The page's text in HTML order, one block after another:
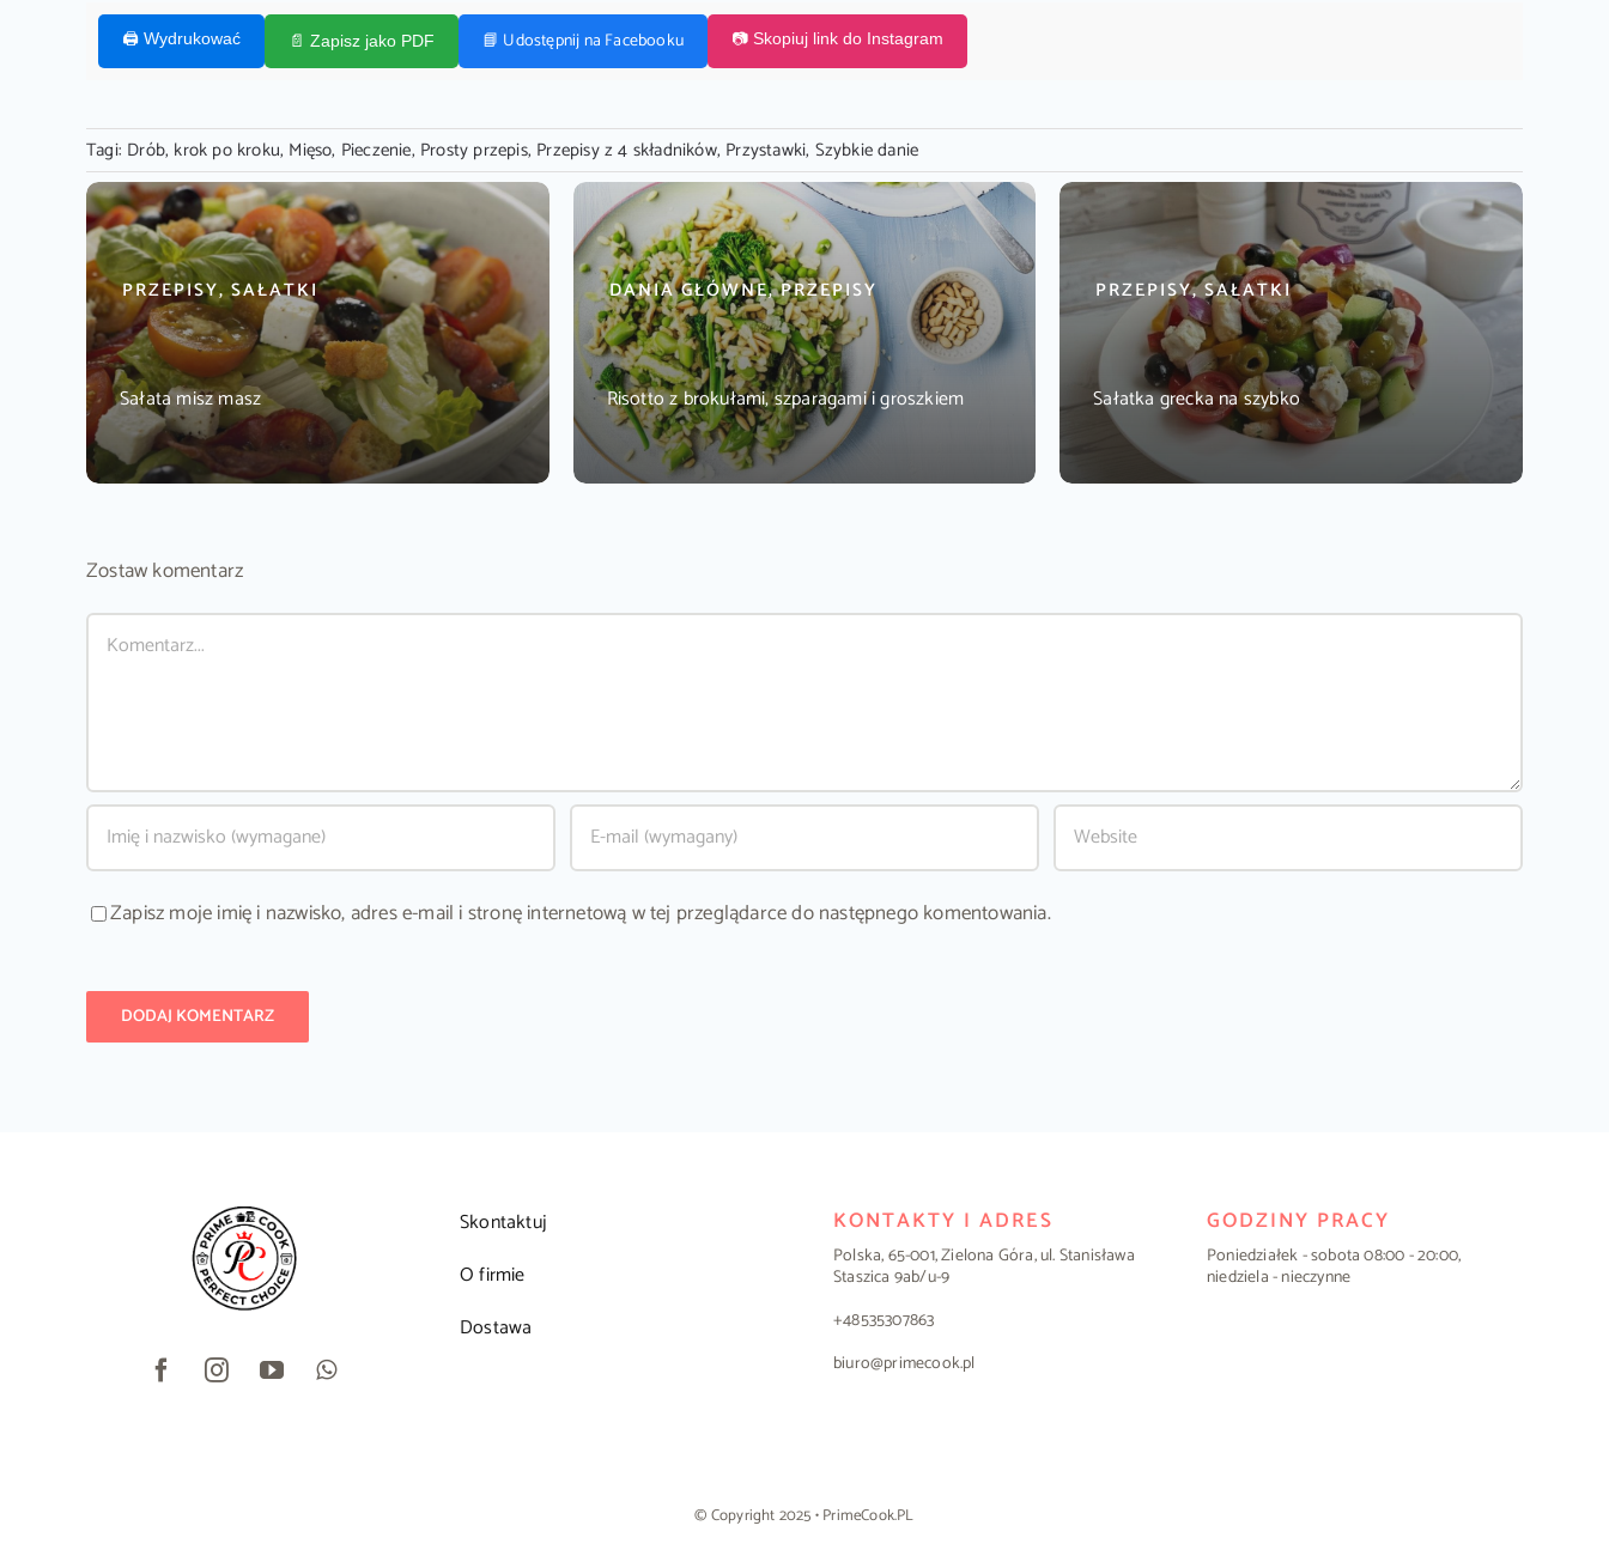
🖨️ Wydrukować 📄 Zapisz jako PDF 📘 Udostępnij na Facebooku 📷 Skopiuj link do Instagram
Tagi: Drób, krok po kroku, Mięso, Pieczenie, Prosty przepis, Przepisy z 4 składników, Przystawki, Szybkie danie
PRZEPISY, SAŁATKI
Sałata misz masz
DANIA GŁÓWNE, PRZEPISY
Risotto z brokułami, szparagami i groszkiem
PRZEPISY, SAŁATKI
Sałatka grecka na szybko
Zostaw komentarz
Comment
Zapisz moje imię i nazwisko, adres e-mail i stronę internetową w tej przeglądarce do następnego komentowania.
Skontaktuj
O firmie
Dostawa
KONTAKTY I ADRES
Polska, 65-001, Zielona Góra, ul. Stanisława
Staszica 9ab/u-9
+48535307863
biuro@primecook.pl
GODZINY PRACY
Poniedziałek - sobota 08:00 - 20:00,
niedziela - nieczynne
© Copyright 2025 • PrimeCook.PL